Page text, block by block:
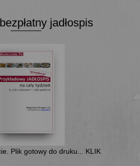
jadłospis
Plik gotowy do druku... KLIK